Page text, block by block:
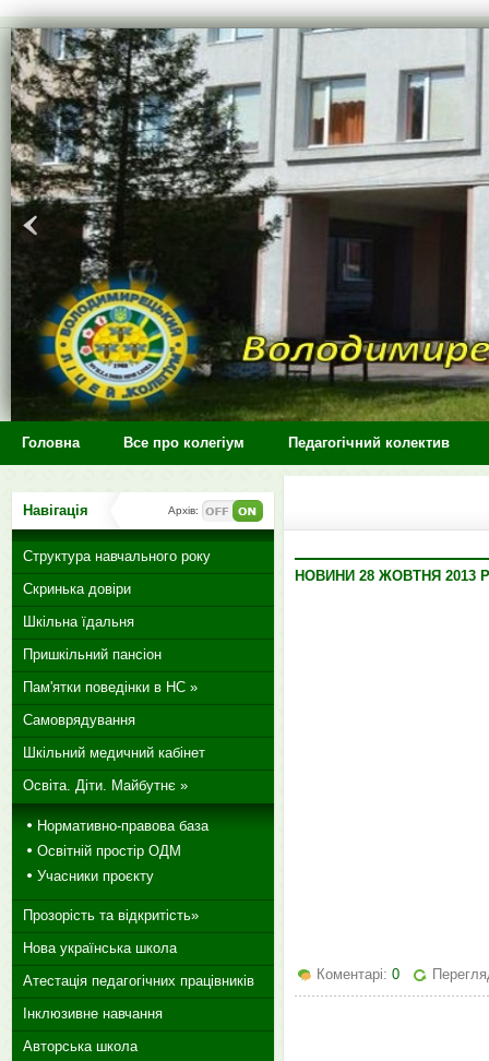
>
Головна Все про колегіум Педагогічний колектив
НОВИНИ 28 ЖОВТНЯ 2013
Коментарі: 0
Навігація Архів:
Структура навчального року
Скринька довіри
Шкільна їдальня
Пришкільний пансіон
Пам'ятки поведінки в НС »
Самоврядування
Шкільний медичний кабінет
Освіта. Діти. Майбутнє »
Нормативно-правова база
Освітній простір ОДМ
Учасники проєкту
Прозорість та відкритість»
Нова українська школа
Атестація педагогічних працівників
Інклюзивне навчання
Авторська школа